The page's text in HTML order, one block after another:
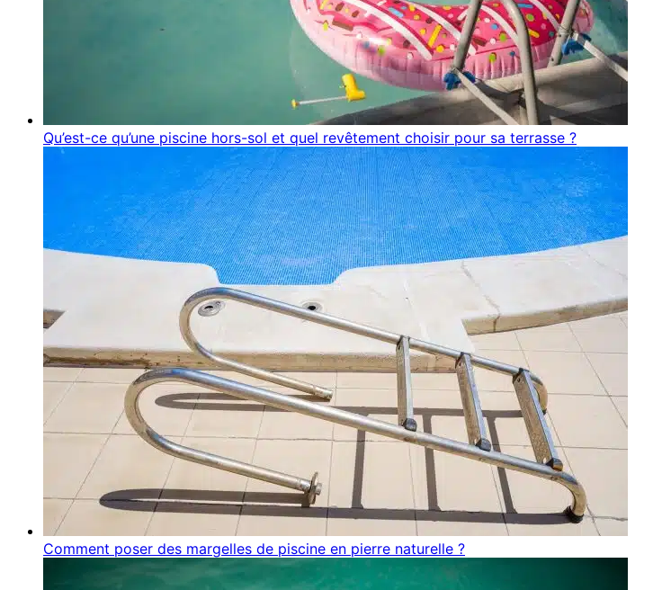
Qu’est-ce qu’une piscine hors-sol et quel revêtement choisir pour sa terrasse ?
Comment poser des margelles de piscine en pierre naturelle ?